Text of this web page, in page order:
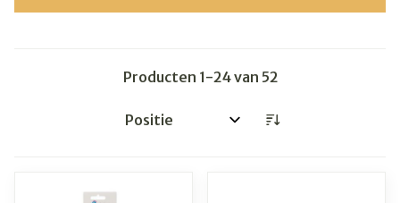
Producten 1-24van 52
Sorteer op: